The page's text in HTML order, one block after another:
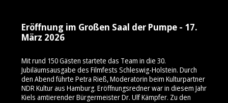
Eröffnung im Großen Saal der Pumpe - 17.
März 2026
Mit rund 150 Gästen startete das Team in die 30.
Jubiläumsausgabe des Filmfests Schleswig-Holstein. Durch
den Abend führte Petra Rieß, Moderatorin beim Kulturpartner
NDR Kultur aus Hamburg. Eröffnungsredner war in diesem Jahr
Kiels amtierender Bürgermeister Dr. Ulf Kämpfer. Zu den